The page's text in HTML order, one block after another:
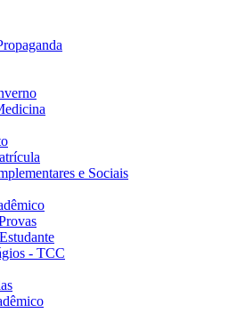
e Sociais
- TCC